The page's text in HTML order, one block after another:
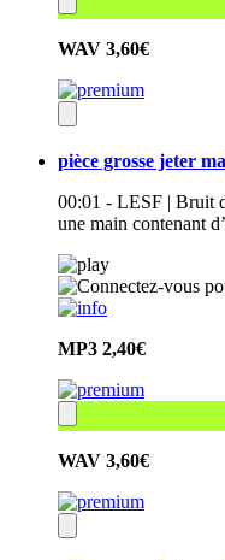
WAV 3,60€
pièce grosse jeter
00:01 - LESF | Bruit
une main contenant
MP3 2,40€
WAV 3,60€